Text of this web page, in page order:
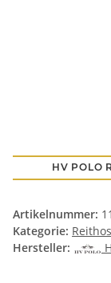
HV POLO
Artikelnummer:
Kategorie:
Hersteller: